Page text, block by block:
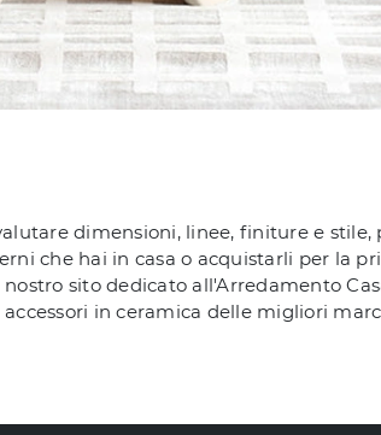
dimensioni, linee, finiture e stile,
che hai in casa o acquistarli per la
sito dedicato all'Arredamento
in ceramica delle migliori